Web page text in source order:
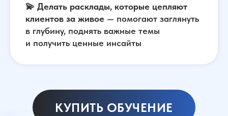
💫 Делать расклады, которые цепляют
клиентов за живое — помогают заглянуть
в глубину, поднять важные темы
и получить ценные инсайты
КУПИТЬ ОБУЧЕНИЕ